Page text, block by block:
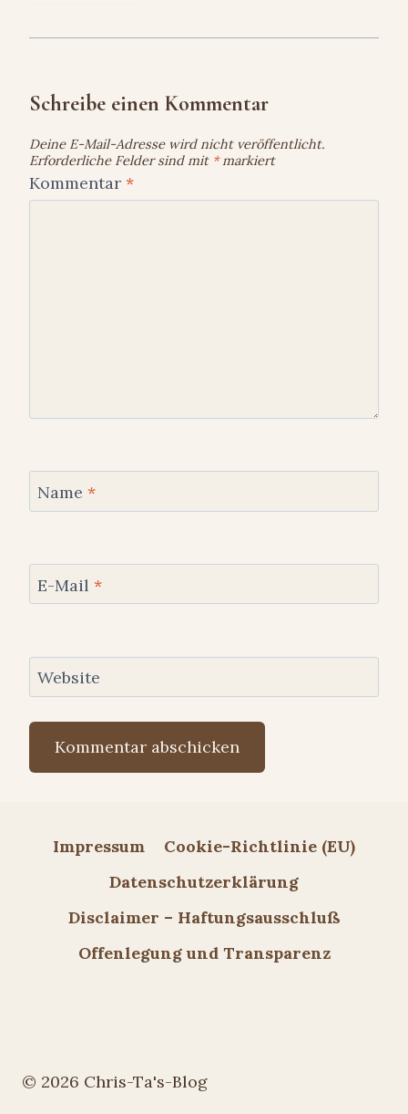
Schreibe einen Kommentar
Deine E-Mail-Adresse wird nicht veröffentlicht.
Erforderliche Felder sind mit *markiert
Kommentar *
Name *
E-Mail *
Website
Impressum
Cookie-Richtlinie (EU)
Datenschutzerklärung
Disclaimer – Haftungsausschluß
Offenlegung und Transparenz
© 2026 Chris-Ta's-Blog